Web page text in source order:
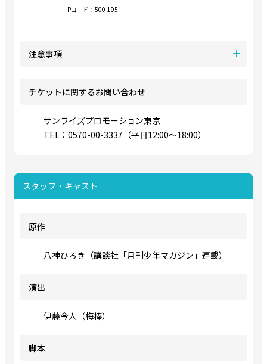
Pコード：500-195
注意事項
チケットに関するお問い合わせ
サンライズプロモーション東京
TEL：0570-00-3337（平日12:00～18:00）
スタッフ・キャスト
原作
八神ひろき（講談社「月刊少年マガジン」連載）
演出
伊藤今人（梅棒）
脚本